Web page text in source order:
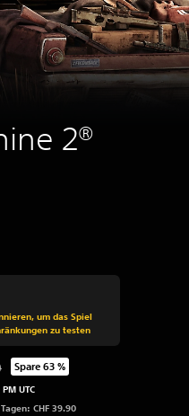
2®
um das Spiel
zu testen
gegenüber dem
Spare 63 %
UTC
CHF 39.90